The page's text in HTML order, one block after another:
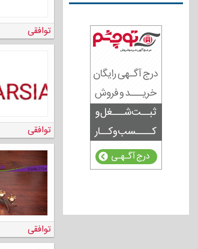
توافقی
توافقی
توافقی